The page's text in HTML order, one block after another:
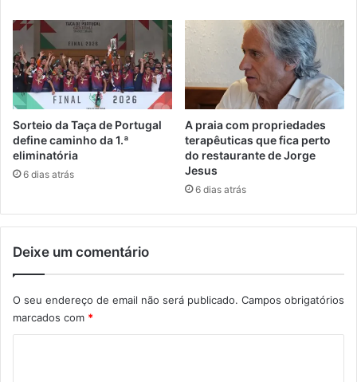
Sorteio da Taça de Portugal
define caminho da 1.ª
eliminatória
6 dias atrás
A praia com propriedades
terapêuticas que fica perto
do restaurante de Jorge
Jesus
6 dias atrás
Deixe um comentário
O seu endereço de email não será publicado. Campos obrigatórios
marcados com *